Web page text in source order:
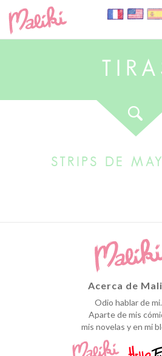
R A
STRIPS DE
Acerca de
Odio hablar de
Aparte de mis
mis novelas y en mi